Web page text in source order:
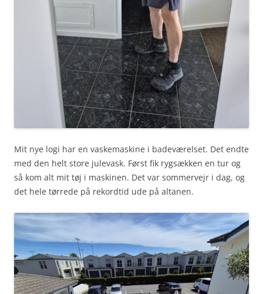
Mit nye logi har en vaskemaskine i badeværelset. Det endte
med den helt store julevask. Først fik rygsækken en tur og
så kom alt mit tøj i maskinen. Det var sommervejr i dag, og
det hele tørrede på rekordtid ude på altanen.